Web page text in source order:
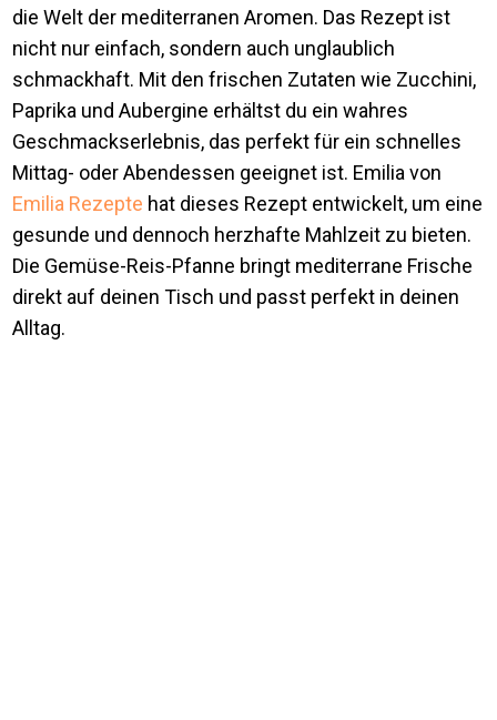
die Welt der mediterranen Aromen. Das Rezept ist
nicht nur einfach, sondern auch unglaublich
schmackhaft. Mit den frischen Zutaten wie Zucchini,
Paprika und Aubergine erhältst du ein wahres
Geschmackserlebnis, das perfekt für ein schnelles
Mittag- oder Abendessen geeignet ist. Emilia von
Emilia Rezepte hat dieses Rezept entwickelt, um eine
gesunde und dennoch herzhafte Mahlzeit zu bieten.
Die Gemüse-Reis-Pfanne bringt mediterrane Frische
direkt auf deinen Tisch und passt perfekt in deinen
Alltag.